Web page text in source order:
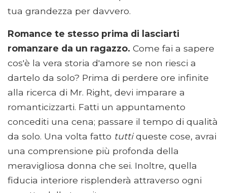
tua grandezza per davvero.
Romance te stesso prima di lasciarti
romanzare da un ragazzo. Come fai a sapere
cos'è la vera storia d'amore se non riesci a
dartelo da solo? Prima di perdere ore infinite
alla ricerca di Mr. Right, devi imparare a
romanticizzarti. Fatti un appuntamento
concediti una cena; passare il tempo di qualità
da solo. Una volta fatto tuttiqueste cose, avrai
una comprensione più profonda della
meravigliosa donna che sei. Inoltre, quella
fiducia interiore risplenderà attraverso ogni